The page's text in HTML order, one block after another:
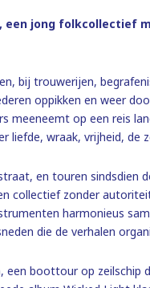
een jong folkcollectief
bij trouwerijen,
oppikken en weer
op een reis
liefde, wraak, vrijheid, de
en touren sindsdien
collectief zonder
harmonieus
die de verhalen
boottour op zeilschip